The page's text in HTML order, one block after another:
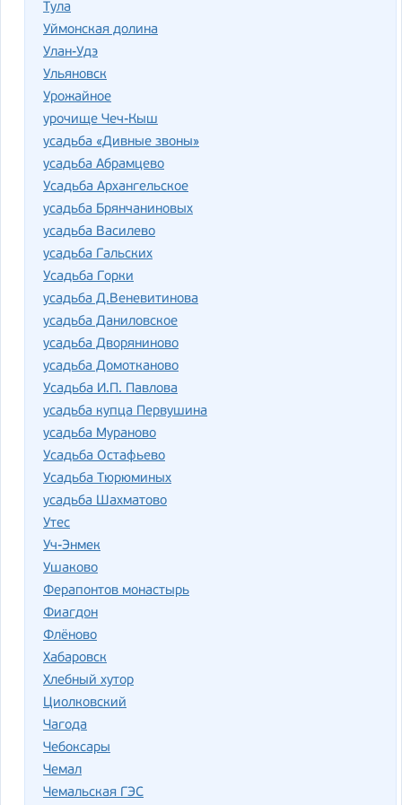
Тула
Уймонская долина
Улан-Удэ
Ульяновск
Урожайное
урочище Чеч-Кыш
усадьба «Дивные звоны»
усадьба Абрамцево
Усадьба Архангельское
усадьба Брянчаниновых
усадьба Василево
усадьба Гальских
Усадьба Горки
усадьба Д.Веневитинова
усадьба Даниловское
усадьба Дворяниново
усадьба Домотканово
Усадьба И.П. Павлова
усадьба купца Первушина
усадьба Мураново
Усадьба Остафьево
Усадьба Тюрюминых
усадьба Шахматово
Утес
Уч-Энмек
Ушаково
Ферапонтов монастырь
Фиагдон
Флёново
Хабаровск
Хлебный хутор
Циолковский
Чагода
Чебоксары
Чемал
Чемальская ГЭС